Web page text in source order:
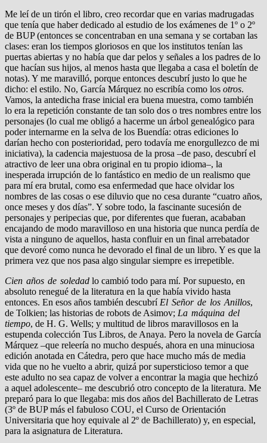
Me leí de un tirón el libro, creo recordar que en varias madrugadas
que tenía que haber dedicado al estudio de los exámenes de 1º o 2º
de BUP (entonces se concentraban en una semana y se cortaban las
clases: eran los tiempos gloriosos en que los institutos tenían las
puertas abiertas y no había que dar pelos y señales a los padres de lo
que hacían sus hijos, al menos hasta que llegaba a casa el boletín de
notas). Y me maravilló, porque entonces descubrí justo lo que he
dicho: el estilo. No, García Márquez no escribía como los otros.
Vamos, la antedicha frase inicial era buena muestra, como también
lo era la repetición constante de tan solo dos o tres nombres entre los
personajes (lo cual me obligó a hacerme un árbol genealógico para
poder internarme en la selva de los Buendía: otras ediciones lo
darían hecho con posterioridad, pero todavía me enorgullezco de mi
iniciativa), la cadencia majestuosa de la prosa –de paso, descubrí el
atractivo de leer una obra original en tu propio idioma–, la
inesperada irrupción de lo fantástico en medio de un realismo que
para mí era brutal, como esa enfermedad que hace olvidar los
nombres de las cosas o ese diluvio que no cesa durante “cuatro años,
once meses y dos días”. Y sobre todo, la fascinante sucesión de
personajes y peripecias que, por diferentes que fueran, acababan
encajando de modo maravilloso en una historia que nunca perdía de
vista a ninguno de aquellos, hasta confluir en un final arrebatador
que devoré como nunca he devorado el final de un libro. Y es que la
primera vez que nos pasa algo singular siempre es irrepetible.
Cien años de soledad lo cambió todo para mí. Por supuesto, en
absoluto renegué de la literatura en la que había vivido hasta
entonces. En esos años también descubríEl Señor de los Anillos,
de Tolkien; las historias de robots de Asimov; La máquina del
tiempo, de H. G. Wells; y multitud de libros maravillosos en la
estupenda colección Tus Libros, de Anaya. Pero la novela de García
Márquez –que releería no mucho después, ahora en una minuciosa
edición anotada en Cátedra, pero que hace mucho más de media
vida que no he vuelto a abrir, quizá por supersticioso temor a que
este adulto no sea capaz de volver a encontrar la magia que hechizó
a aquel adolescente– me descubrió otro concepto de la literatura. Me
preparó para lo que llegaba: mis dos años del Bachillerato de Letras
(3º de BUP más el fabuloso COU, el Curso de Orientación
Universitaria que hoy equivale al 2º de Bachillerato) y, en especial,
para la asignatura de Literatura.